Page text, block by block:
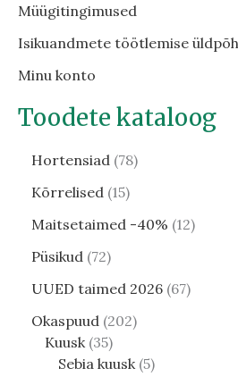
Müügitingimused
Isikuandmete töötlemise
Minu konto
Toodete kataloog
Hortensiad 78
Kõrrelised 15
Maitsetaimed -40% 12
Püsikud 72
UUED taimed 2026 67
Okaspuud 202
Kuusk 35
Sebia kuusk 5